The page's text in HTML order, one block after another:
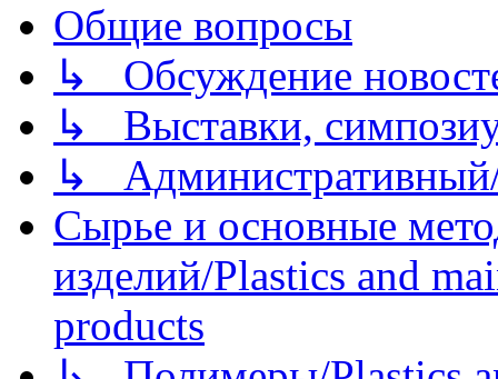
Общие вопросы
↳ Обсуждение
↳ Выставки,
↳
Сырье и основные
изделий/Plastics and
products